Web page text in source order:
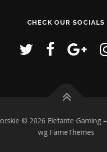
CHECK OUR SOCIALS
© 2026 Elefante Gaming –
wg FameThemes